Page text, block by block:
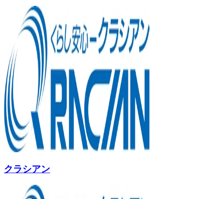
クラシアン